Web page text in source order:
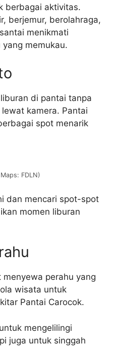
berbagai aktivitas.
berjemur, berolahraga,
menikmati
memukau.
di pantai tanpa
kamera. Pantai
spot menarik
FDLN)
dan mencari spot-spot
momen liburan
perahu yang
wisata untuk
Pantai Carocok.
mengelilingi
juga untuk singgah